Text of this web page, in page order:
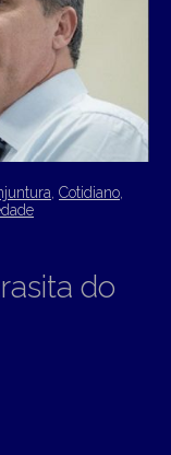
Cotidiano
do